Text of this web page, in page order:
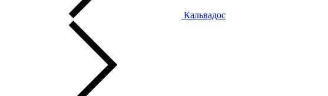
Кальвадос